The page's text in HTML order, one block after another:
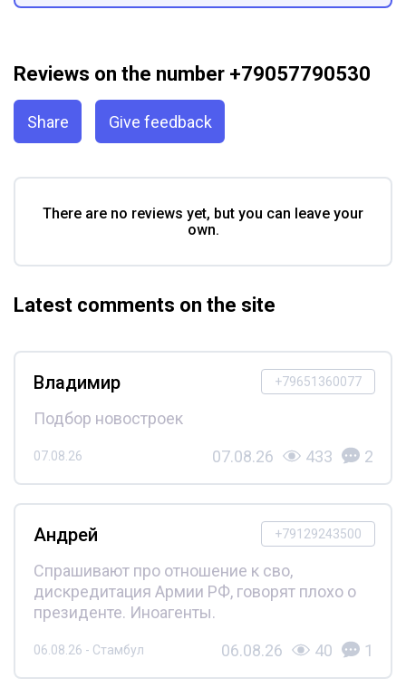
Reviews on the number +79057790530
Share Give feedback
There are no reviews yet, but you can leave your
own.
Latest comments on the site
+79651360077
Владимир
Подбор новостроек
07.08.26 07.08.26 433 2
+79129243500
Андрей
Спрашивают про отношение к сво,
дискредитация Армии РФ, говорят плохо о
президенте. Иноагенты.
06.08.26 - Стамбул 06.08.26 40 1